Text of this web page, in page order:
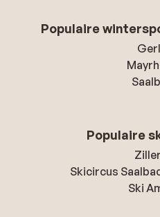
Populaire
Populaire
Skicircus
Ski